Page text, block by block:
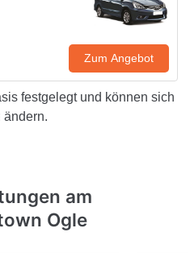
Zum Angebot
festgelegt und können sich
ändern.
am
Ogle